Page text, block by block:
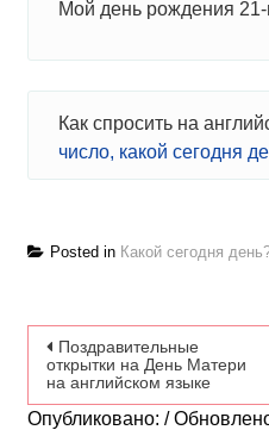
Мой день рождения
Как спросить на
число, какой сегодня
Posted in Какой сегодня
Навигация по
Поздравительные
открытки на День Матери
на английском языке
Опубликовано: /